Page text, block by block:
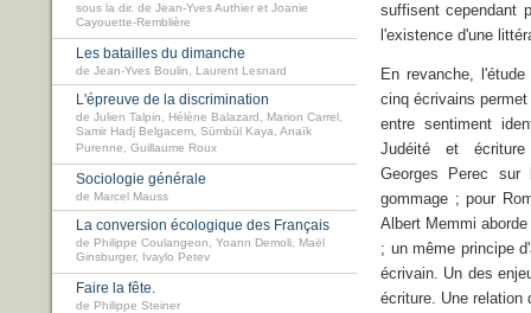
sous la dir. de Jean-Yves Authier et Joanie
Cayouette-Remblière
Les batailles du dimanche
de Jean-Yves Boulin, Laurent Lesnard
L'épreuve de la discrimination
de Julien Talpin, Hélène Balazard, Marion Carrel,
Samir Hadj Belgacem, Sümbül Kaya, Anaïk
Purenne, Guillaume Roux
Sociologie générale
de Marcel Mauss
La conversion écologique des Français
de Philippe Coulangeon, Yoann Demoli, Maël
Ginsburger, Ivaylo Petev
Faire la fête.
de Philippe Steiner
suffisent cependant
l'existence d'une
En revanche,
cinq écrivains
entre sentiment
Judéité et
Georges Perec
gommage ; pour
Albert Memmi
; un même principe
écrivain. Un des
écriture. Une relation